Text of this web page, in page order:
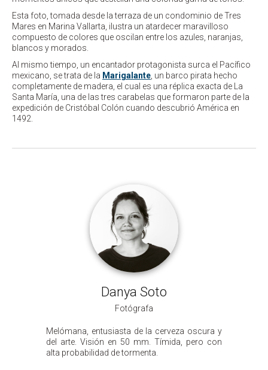
Esta foto, tomada desde la terraza de un condominio de Tres
Mares en Marina Vallarta, ilustra un atardecer maravilloso
compuesto de colores que oscilan entre los azules, naranjas,
blancos y morados.
Al mismo tiempo, un encantador protagonista surca el Pacífico
mexicano, se trata de la Marigalante , un barco pirata hecho
completamente de madera, el cual es una réplica exacta de La
Santa María, una de las tres carabelas que formaron parte de la
expedición de Cristóbal Colón cuando descubrió América en
1492.
Danya Soto
Fotógrafa
Melómana, entusiasta de la cerveza oscura y
del arte. Visión en 50 mm. Tímida, pero con
alta probabilidad de tormenta.